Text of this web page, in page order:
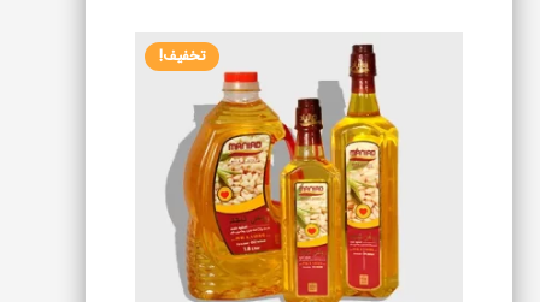
باشد.
گزینه
ها
ممکن
است
در
صفحه
تخفیف!